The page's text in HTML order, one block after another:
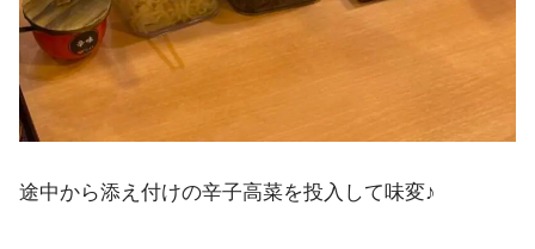
途中から添え付けの辛子高菜を投入して味変♪